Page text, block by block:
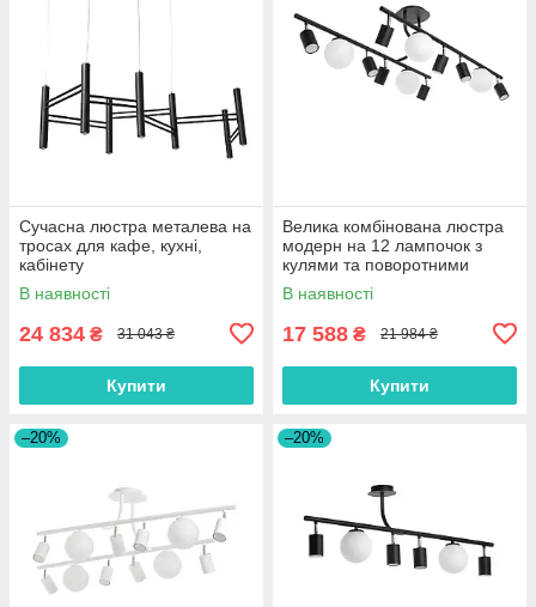
Сучасна люстра металева на
тросах для кафе, кухні,
кабінету
В наявності
24 834 ₴ 31 043 ₴
Купити
Велика комбінована люстра
модерн на 12 лампочок з
кулями та поворотними
тубусами
В наявності
17 588 ₴ 21 984 ₴
Купити
–20% –20%